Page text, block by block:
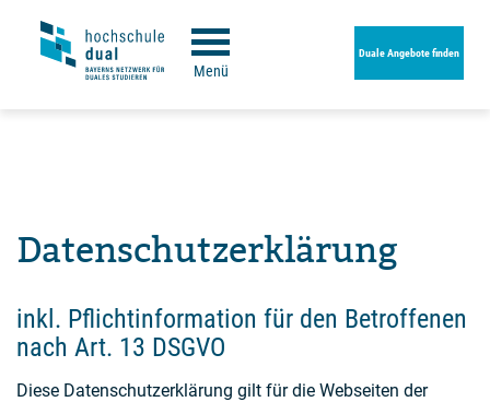
Menü
Duale Angebote finden
Datenschutzerklärung
inkl. Pflichtinformation für den Betroffenen
nach Art. 13 DSGVO
Diese Datenschutzerklärung gilt für die Webseiten der